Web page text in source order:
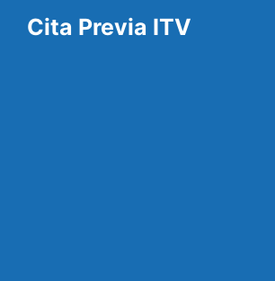
Cita Previa ITV